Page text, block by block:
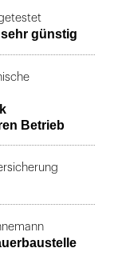
günstig
Betrieb